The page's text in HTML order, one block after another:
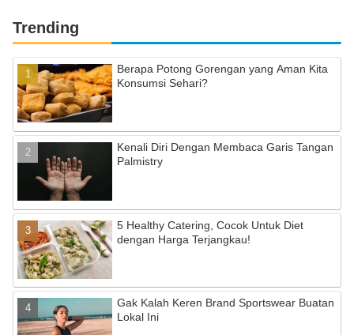
Trending
Berapa Potong Gorengan yang Aman Kita
Konsumsi Sehari?
Kenali Diri Dengan Membaca Garis Tangan
Palmistry
5 Healthy Catering, Cocok Untuk Diet
dengan Harga Terjangkau!
Gak Kalah Keren Brand Sportswear Buatan
Lokal Ini